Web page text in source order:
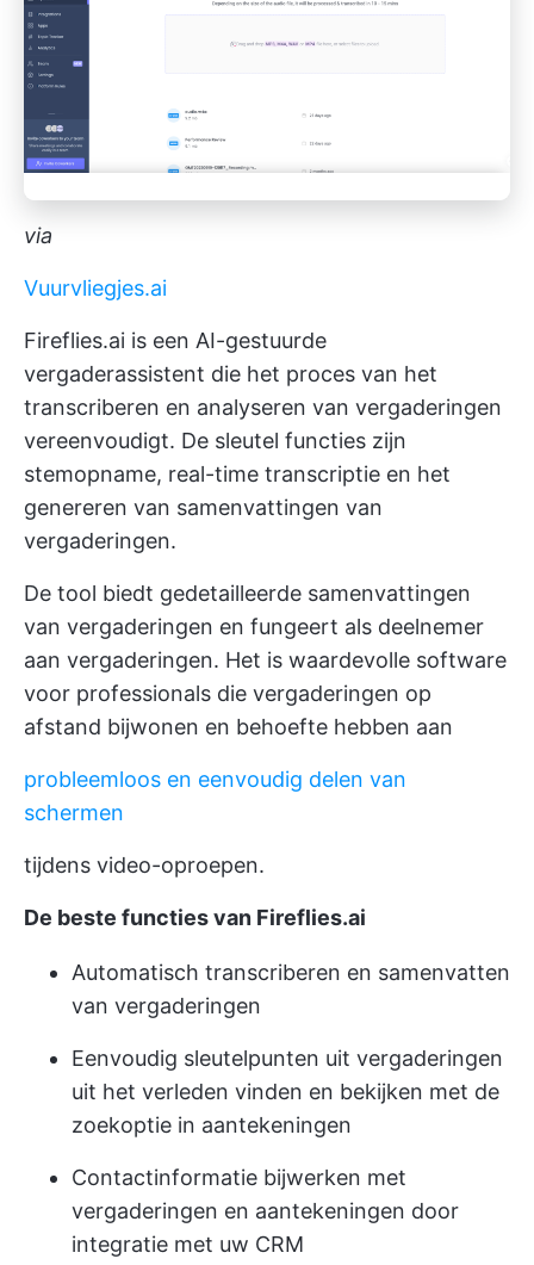
via
Vuurvliegjes.ai
Fireflies.ai is een AI-gestuurde
vergaderassistent die het proces van het
transcriberen en analyseren van vergaderingen
vereenvoudigt. De sleutel functies zijn
stemopname, real-time transcriptie en het
genereren van samenvattingen van
vergaderingen.
De tool biedt gedetailleerde samenvattingen
van vergaderingen en fungeert als deelnemer
aan vergaderingen. Het is waardevolle software
voor professionals die vergaderingen op
afstand bijwonen en behoefte hebben aan
probleemloos en eenvoudig delen van
schermen
tijdens video-oproepen.
De beste functies van Fireflies.ai
Automatisch transcriberen en samenvatten
van vergaderingen
Eenvoudig sleutelpunten uit vergaderingen
uit het verleden vinden en bekijken met de
zoekoptie in aantekeningen
Contactinformatie bijwerken met
vergaderingen en aantekeningen door
integratie met uw CRM